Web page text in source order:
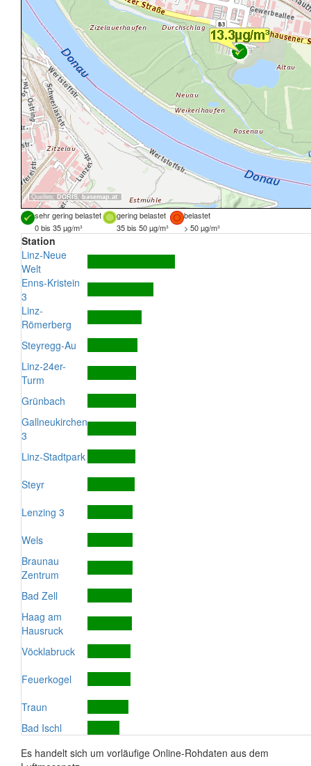
Quellen: DORIS, basemap.at
sehr gering belastet gering belastet
belastet
0 bis 35 µg/m³
35 bis 50 µg/m³ > 50 µg/m³
Station
Linz-Neue
Welt
Enns-Kristein
3
Linz-
Römerberg
Steyregg-Au
Linz-24er-
Turm
Grünbach
Gallneukirchen
3
Linz-Stadtpark
Steyr
Lenzing 3
Wels
Braunau
Zentrum
Bad Zell
Haag am
Hausruck
Vöcklabruck
Feuerkogel
Traun
Bad Ischl
Es handelt sich um vorläufige Online-Rohdaten aus dem